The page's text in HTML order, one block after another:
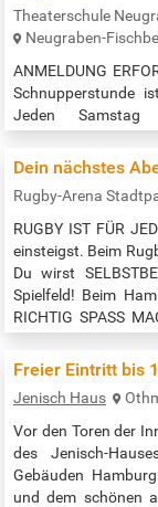
Theaterschule
Neugraben-
ANMELDUNG
Schnupperstunde
Jeden
Gesangsunterricht
gemeinsam ein
Wann? Samstags
nicht an
Dein nächstes
Rugby-Arena
RUGBY IST FÜR
einsteigst. Beim
Du wirst
Spielfeld! Beim
RICHTIG SPASS
senden
Freier Eintritt bis
Jenisch Haus
Vor den Toren der
des Jenisch-
Gebäuden
und dem schönen